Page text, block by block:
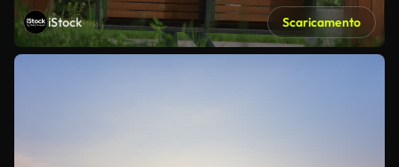
iStock Scaricamento